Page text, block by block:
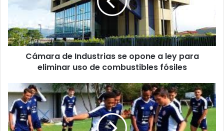
ley
para
eliminar
fósiles
Cámara de Industrias se opone a ley para
eliminar uso de combustibles fósiles
Selección
Nacional
sub-